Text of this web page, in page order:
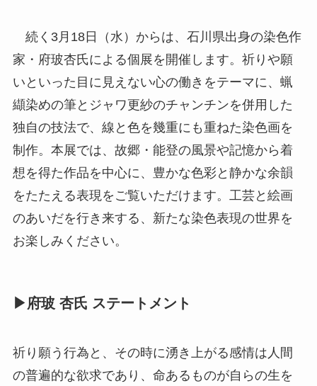
続く3月18日（水）からは、石川県出身の染色作
家・府玻杏氏による個展を開催します。祈りや願
いといった目に見えない心の働きをテーマに、蝋
纈染めの筆とジャワ更紗のチャンチンを併用した
独自の技法で、線と色を幾重にも重ねた染色画を
制作。本展では、故郷・能登の風景や記憶から着
想を得た作品を中心に、豊かな色彩と静かな余韻
をたたえる表現をご覧いただけます。工芸と絵画
のあいだを行き来する、新たな染色表現の世界を
お楽しみください。
▶府玻 杏氏 ステートメント
祈り願う行為と、その時に湧き上がる感情は人間
の普遍的な欲求であり、命あるものが自らの生を